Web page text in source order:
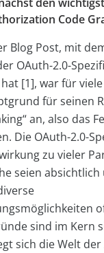
Code
Blog Post, mit
OAuth-2.0-
[1], war für
für seinen
an, also das
Die OAuth-2.0-
zu vieler
seien absichtlich
sind im Kern
sich die Welt